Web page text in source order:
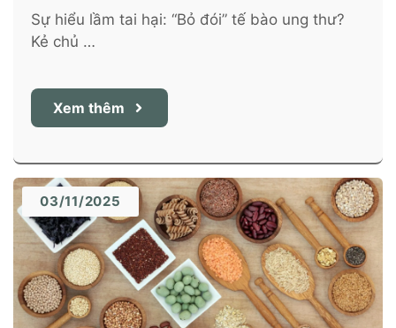
Sự hiểu lầm tai hại: “Bỏ đói” tế bào ung thư?
Kẻ chủ …
Xem thêm
03/11/2025